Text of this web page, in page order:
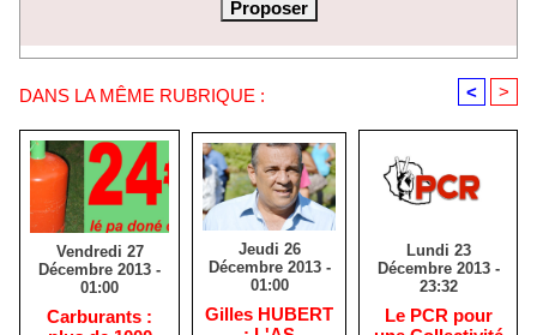
DANS LA MÊME RUBRIQUE : < >
Vendredi 27
Décembre 2013 -
01:00
Carburants :
Jeudi 26
Décembre 2013 -
01:00
Gilles HUBERT
Lundi 23
Décembre 2013 -
23:32
Le PCR pour